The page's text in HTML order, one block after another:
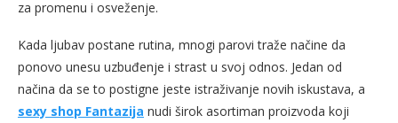
za promenu i osveženje.
Kada ljubav postane rutina, mnogi parovi traže načine da
ponovo unesu uzbuđenje i strast u svoj odnos. Jedan od
načina da se to postigne jeste istraživanje novih iskustava, a
sexy shop Fantazija nudi širok asortiman proizvoda koji